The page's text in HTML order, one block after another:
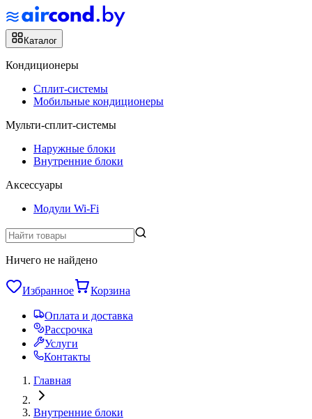
Каталог
Кондиционеры
Сплит-системы
Мобильные кондиционеры
Мульти-сплит-системы
Наружные блоки
Внутренние блоки
Аксессуары
Модули Wi-Fi
Ничего не найдено
Избранное Корзина
Оплата и доставка
Рассрочка
Услуги
Контакты
Главная
Внутренние блоки